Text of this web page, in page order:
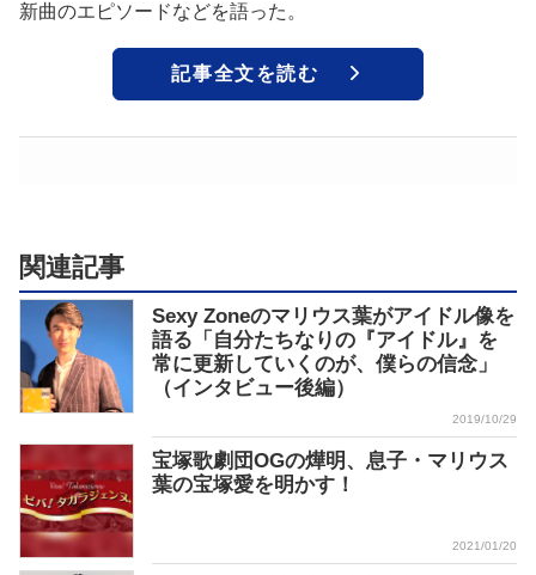
新曲のエピソードなどを語った。
記事全文を読む
関連記事
Sexy Zoneのマリウス葉がアイドル像を
語る「自分たちなりの『アイドル』を
常に更新していくのが、僕らの信念」
（インタビュー後編）
2019/10/29
宝塚歌劇団OGの燁明、息子・マリウス
葉の宝塚愛を明かす！
2021/01/20